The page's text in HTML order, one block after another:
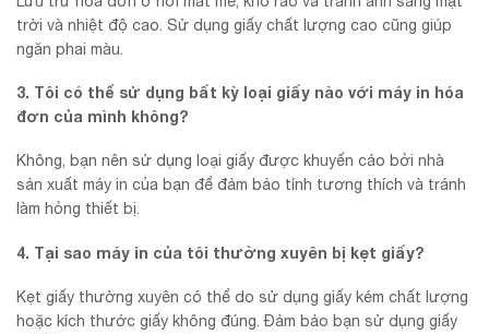
trời và nhiệt độ cao. Sử dụng giấy chất lượng cao cũng giúp
ngăn phai màu.
3. Tôi có thể sử dụng bất kỳ loại giấy nào với máy in hóa
đơn của mình không?
Không, bạn nên sử dụng loại giấy được khuyến cáo bởi nhà
sản xuất máy in của bạn để đảm bảo tính tương thích và tránh
làm hỏng thiết bị.
4. Tại sao máy in của tôi thường xuyên bị kẹt giấy?
Kẹt giấy thường xuyên có thể do sử dụng giấy kém chất lượng
hoặc kích thước giấy không đúng. Đảm bảo bạn sử dụng giấy